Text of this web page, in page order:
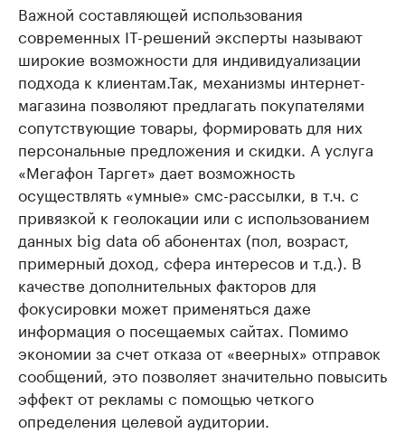
Важной составляющей использования
современных IT-решений эксперты называют
широкие возможности для индивидуализации
подхода к клиентам.Так, механизмы интернет-
магазина позволяют предлагать покупателями
сопутствующие товары, формировать для них
персональные предложения и скидки. А услуга
«Мегафон Таргет» дает возможность
осуществлять «умные» смс-рассылки, в т.ч. с
привязкой к геолокации или с использованием
данных big data об абонентах (пол, возраст,
примерный доход, сфера интересов и т.д.). В
качестве дополнительных факторов для
фокусировки может применяться даже
информация о посещаемых сайтах. Помимо
экономии за счет отказа от «веерных» отправок
сообщений, это позволяет значительно повысить
эффект от рекламы с помощью четкого
определения целевой аудитории.